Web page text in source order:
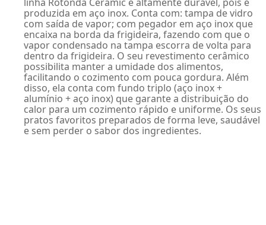
produzida em aço inox. Conta com: tampa de vidro
com saída de vapor; com pegador em aço inox que
encaixa na borda da frigideira, fazendo com que o
vapor condensado na tampa escorra de volta para
dentro da frigideira. O seu revestimento cerâmico
possibilita manter a umidade dos alimentos,
facilitando o cozimento com pouca gordura. Além
disso, ela conta com fundo triplo (aço inox +
alumínio + aço inox) que garante a distribuição do
calor para um cozimento rápido e uniforme. Os seus
pratos favoritos preparados de forma leve, saudável
e sem perder o sabor dos ingredientes.